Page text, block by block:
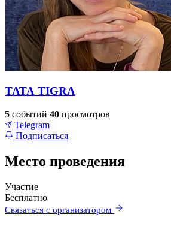
ТАТА TIGRA
5 событий 40 просмотров
Telegram
Подписаться
Место проведения
+
–
Участие
Бесплатно
Связаться с организатором